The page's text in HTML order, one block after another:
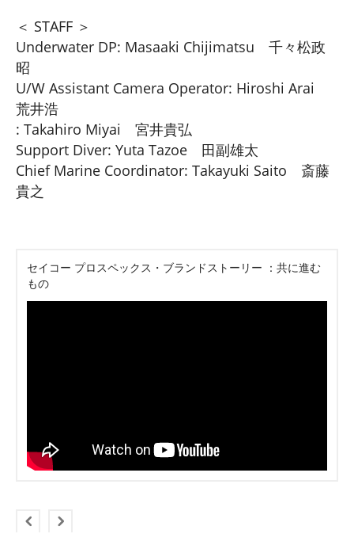
＜ STAFF ＞
Underwater DP: Masaaki Chijimatsu 千々松政
昭
U/W Assistant Camera Operator: Hiroshi Arai
荒井浩
: Takahiro Miyai 宮井貴弘
Support Diver: Yuta Tazoe 田副雄太
Chief Marine Coordinator: Takayuki Saito 斎藤
貴之
セイコー プロスペックス・ブランドストーリー ：共に進む
もの